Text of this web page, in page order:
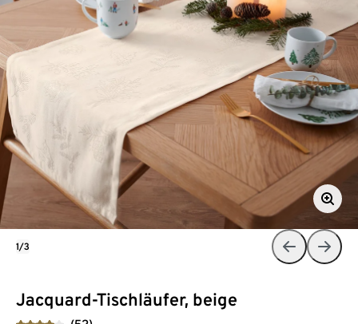
Jacquard-Tischläufer, beige
1/3